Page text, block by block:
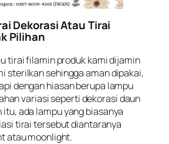
Dekorasi Atau Tirai
Pilihan
tirai filamin produk kami dijamin
sterilkan sehingga aman dipakai,
dengan hiasan berupa lampu
variasi seperti dekorasi daun
itu, ada lampu yang biasanya
tirai tersebut diantaranya
atau moonlight.